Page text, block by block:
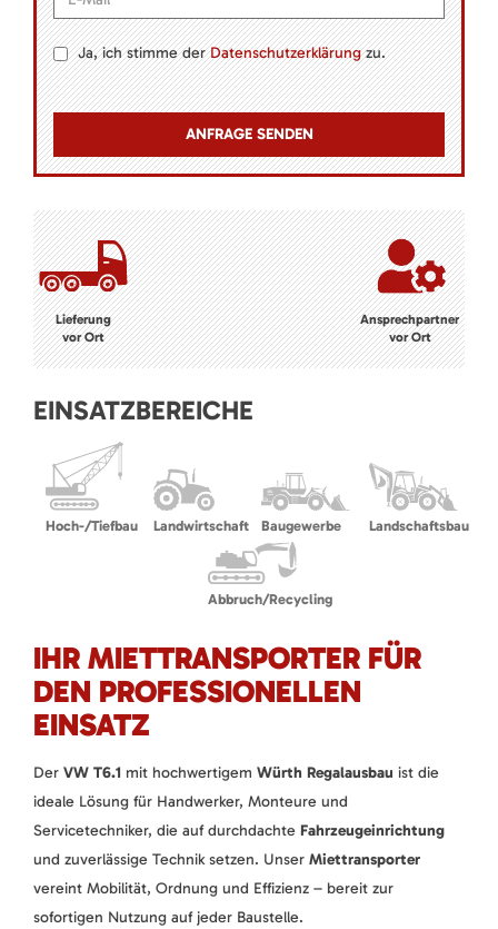
Ja, ich stimme derDatenschutzerklärungzu.
Lieferung
vor Ort
Ansprechpartner
vor Ort
EINSATZBEREICHE
Hoch-/Tiefbau Landwirtschaft Baugewerbe Landschaftsbau
Abbruch/Recycling
IHR MIETTRANSPORTER FÜR
DEN PROFESSIONELLEN
EINSATZ
Der VW T6.1 mit hochwertigem Würth Regalausbau ist die
ideale Lösung für Handwerker, Monteure und
Servicetechniker, die auf durchdachte Fahrzeugeinrichtung
und zuverlässige Technik setzen. Unser Miettransporter
vereint Mobilität, Ordnung und Effizienz – bereit zur
sofortigen Nutzung auf jeder Baustelle.